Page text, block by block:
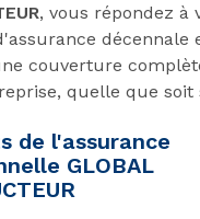
, vous répondez à
décennale
couverture
quelle que soit
de l'assurance
GLOBAL